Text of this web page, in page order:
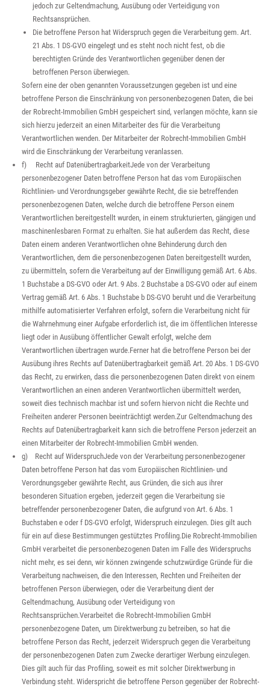
jedoch zur Geltendmachung, Ausübung oder Verteidigung von
Rechtsansprüchen.
Die betroffene Person hat Widerspruch gegen die Verarbeitung gem. Art.
21 Abs. 1 DS-GVO eingelegt und es steht noch nicht fest, ob die
berechtigten Gründe des Verantwortlichen gegenüber denen der
betroffenen Person überwiegen.
Sofern eine der oben genannten Voraussetzungen gegeben ist und eine
betroffene Person die Einschränkung von personenbezogenen Daten, die bei
der Robrecht-Immobilien GmbH gespeichert sind, verlangen möchte, kann sie
sich hierzu jederzeit an einen Mitarbeiter des für die Verarbeitung
Verantwortlichen wenden. Der Mitarbeiter der Robrecht-Immobilien GmbH
wird die Einschränkung der Verarbeitung veranlassen.
f) Recht auf DatenübertragbarkeitJede von der Verarbeitung
personenbezogener Daten betroffene Person hat das vom Europäischen
Richtlinien- und Verordnungsgeber gewährte Recht, die sie betreffenden
personenbezogenen Daten, welche durch die betroffene Person einem
Verantwortlichen bereitgestellt wurden, in einem strukturierten, gängigen und
maschinenlesbaren Format zu erhalten. Sie hat außerdem das Recht, diese
Daten einem anderen Verantwortlichen ohne Behinderung durch den
Verantwortlichen, dem die personenbezogenen Daten bereitgestellt wurden,
zu übermitteln, sofern die Verarbeitung auf der Einwilligung gemäß Art. 6 Abs.
1 Buchstabe a DS-GVO oder Art. 9 Abs. 2 Buchstabe a DS-GVO oder auf einem
Vertrag gemäß Art. 6 Abs. 1 Buchstabe b DS-GVO beruht und die Verarbeitung
mithilfe automatisierter Verfahren erfolgt, sofern die Verarbeitung nicht für
die Wahrnehmung einer Aufgabe erforderlich ist, die im öffentlichen Interesse
liegt oder in Ausübung öffentlicher Gewalt erfolgt, welche dem
Verantwortlichen übertragen wurde.Ferner hat die betroffene Person bei der
Ausübung ihres Rechts auf Datenübertragbarkeit gemäß Art. 20 Abs. 1 DS-GVO
das Recht, zu erwirken, dass die personenbezogenen Daten direkt von einem
Verantwortlichen an einen anderen Verantwortlichen übermittelt werden,
soweit dies technisch machbar ist und sofern hiervon nicht die Rechte und
Freiheiten anderer Personen beeinträchtigt werden.Zur Geltendmachung des
Rechts auf Datenübertragbarkeit kann sich die betroffene Person jederzeit an
einen Mitarbeiter der Robrecht-Immobilien GmbH wenden.
g) Recht auf WiderspruchJede von der Verarbeitung personenbezogener
Daten betroffene Person hat das vom Europäischen Richtlinien- und
Verordnungsgeber gewährte Recht, aus Gründen, die sich aus ihrer
besonderen Situation ergeben, jederzeit gegen die Verarbeitung sie
betreffender personenbezogener Daten, die aufgrund von Art. 6 Abs. 1
Buchstaben e oder f DS-GVO erfolgt, Widerspruch einzulegen. Dies gilt auch
für ein auf diese Bestimmungen gestütztes Profiling.Die Robrecht-Immobilien
GmbH verarbeitet die personenbezogenen Daten im Falle des Widerspruchs
nicht mehr, es sei denn, wir können zwingende schutzwürdige Gründe für die
Verarbeitung nachweisen, die den Interessen, Rechten und Freiheiten der
betroffenen Person überwiegen, oder die Verarbeitung dient der
Geltendmachung, Ausübung oder Verteidigung von
Rechtsansprüchen.Verarbeitet die Robrecht-Immobilien GmbH
personenbezogene Daten, um Direktwerbung zu betreiben, so hat die
betroffene Person das Recht, jederzeit Widerspruch gegen die Verarbeitung
der personenbezogenen Daten zum Zwecke derartiger Werbung einzulegen.
Dies gilt auch für das Profiling, soweit es mit solcher Direktwerbung in
Verbindung steht. Widerspricht die betroffene Person gegenüber der Robrecht-